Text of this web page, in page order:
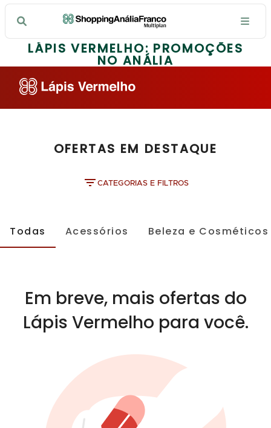
LÁPIS VERMELHO: PROMOÇÕES
NO ANÁLIA
OFERTAS EM DESTAQUE
CATEGORIAS E FILTROS
Todas Acessórios Beleza e Cosméticos
Em breve, mais ofertas do
Lápis Vermelho para você.